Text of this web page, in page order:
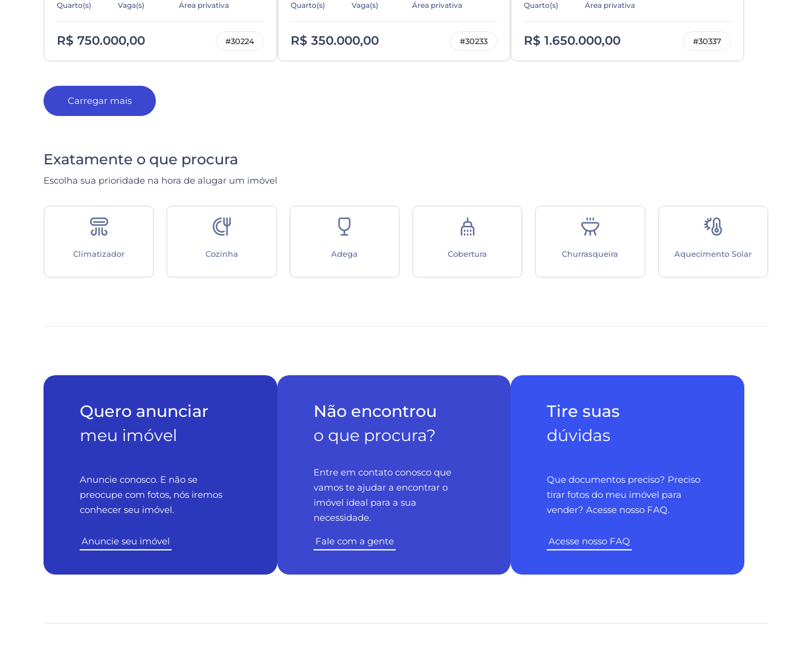
Quarto(s) Vaga(s) Área privativa
R$ 750.000,00 #30224
Quarto(s) Vaga(s) Área privativa
R$ 350.000,00 #30233
Quarto(s) Área privativa
R$ 1.650.000,00 #30337
Carregar mais
Exatamente o que procura
Escolha sua prioridade na hora de alugar um imóvel
Climatizador Cozinha Adega Cobertura Churrasqueira Aquecimento Solar
Quero anunciar
meu imóvel
Anuncie conosco. E não se
preocupe com fotos, nós iremos
conhecer seu imóvel.
Anuncie seu imóvel
Não encontrou
o que procura?
Entre em contato conosco que
vamos te ajudar a encontrar o
imóvel ideal para a sua
necessidade.
Fale com a gente
Tire suas
dúvidas
Que documentos preciso? Preciso
tirar fotos do meu imóvel para
vender? Acesse nosso FAQ.
Acesse nosso FAQ